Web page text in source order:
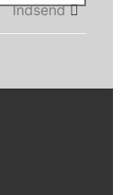
Indsend